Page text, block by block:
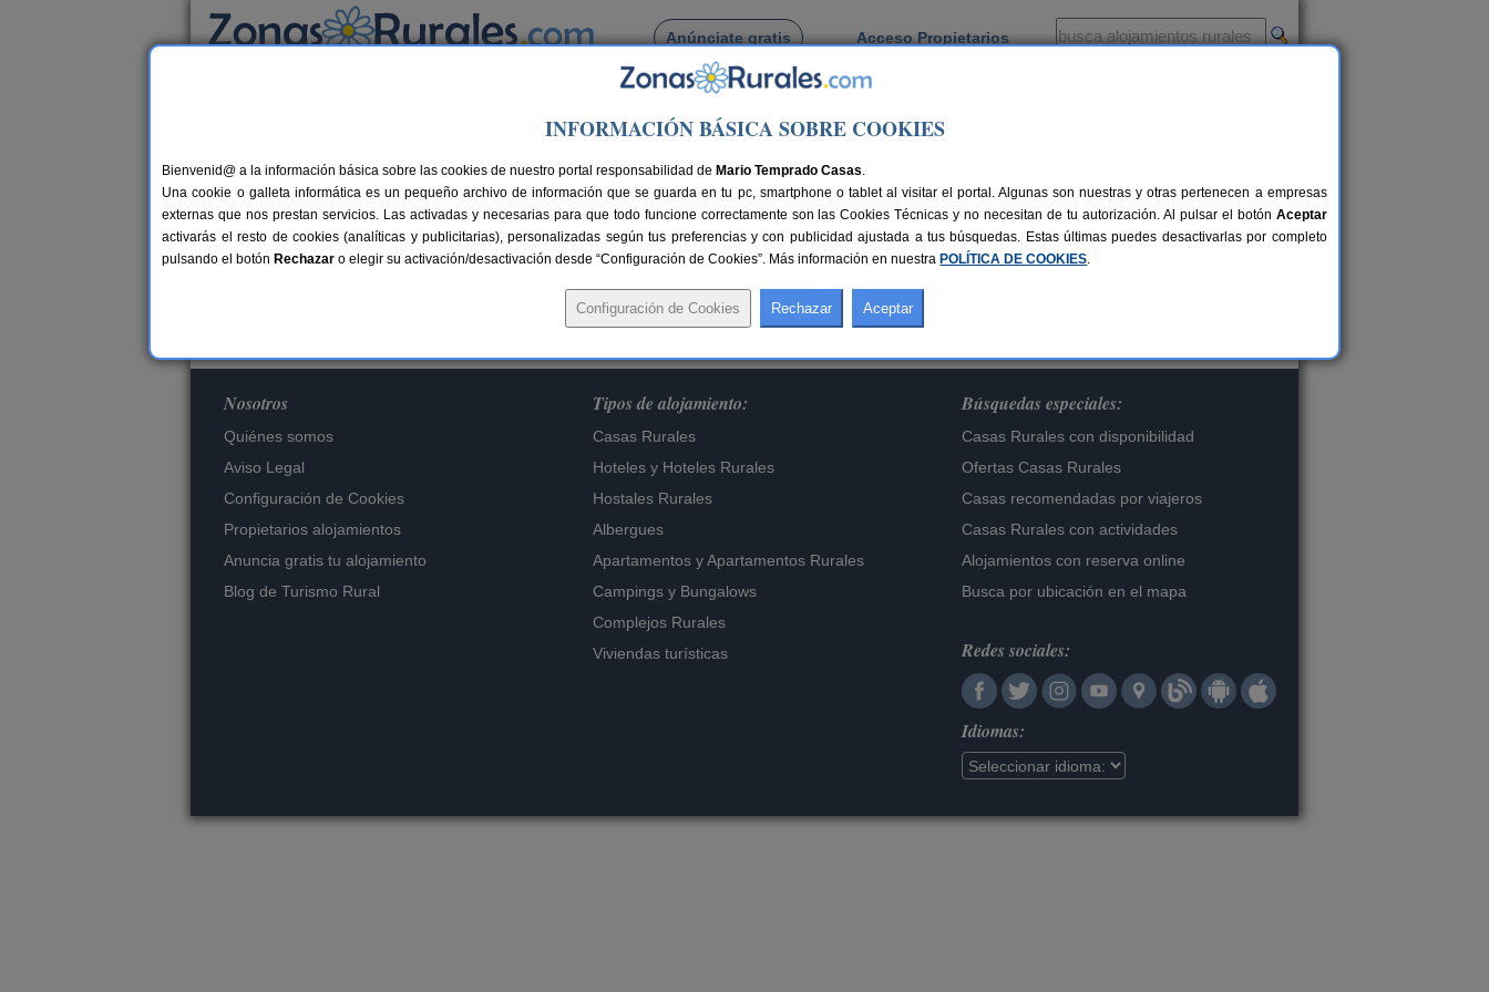
Anúnciate gratis Acceso Propietarios
Busca por pueblo
Lo sentimos,
Este alojamiento ya no figura en nuestra base de datos.
Buscar otros alojamientos
Nosotros
Quiénes somos
Aviso Legal
Configuración de Cookies
Propietarios alojamientos
Anuncia gratis tu alojamiento
Blog de Turismo Rural
Tipos de alojamiento:
Casas Rurales
Hoteles y Hoteles Rurales
Hostales Rurales
Albergues
Apartamentos yApartamentos Rurales
Campings y Bungalows
Complejos Rurales
Viviendas turísticas
Búsquedas especiales:
Casas Rurales con disponibilidad
Ofertas Casas Rurales
Casas recomendadas por viajeros
Casas Rurales con actividades
Alojamientos con reserva online
Busca por ubicación en el mapa
Redes sociales:
Idiomas:
INFORMACIÓN BÁSICA SOBRE COOKIES
Bienvenid@ a la información básica sobre las cookies de nuestro portal responsabilidad de Mario Temprado Casas.
Una cookie o galleta informática es un pequeño archivo de información que se guarda en tu pc, smartphone o tablet al visitar el portal. Algunas son nuestras y otras pertenecen a empresas
externas que nos prestan servicios. Las activadas y necesarias para que todo funcione correctamente son las Cookies Técnicas y no necesitan de tu autorización. Al pulsar el botón Aceptar
activarás el resto de cookies (analíticas y publicitarias), personalizadas según tus preferencias y con publicidad ajustada a tus búsquedas. Estas últimas puedes desactivarlas por completo
pulsando el botón Rechazar o elegir su activación/desactivación desde “Configuración de Cookies”. Más información en nuestra POLÍTICA DE COOKIES.